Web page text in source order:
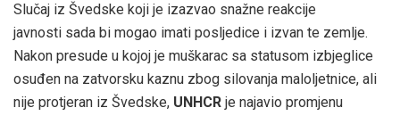
Slučaj iz Švedske koji je izazvao snažne reakcije
javnosti sada bi mogao imati posljedice i izvan te zemlje.
Nakon presude u kojoj je muškarac sa statusom izbjeglice
osuđen na zatvorsku kaznu zbog silovanja maloljetnice, ali
nije protjeran iz Švedske, UNHCR je najavio promjenu